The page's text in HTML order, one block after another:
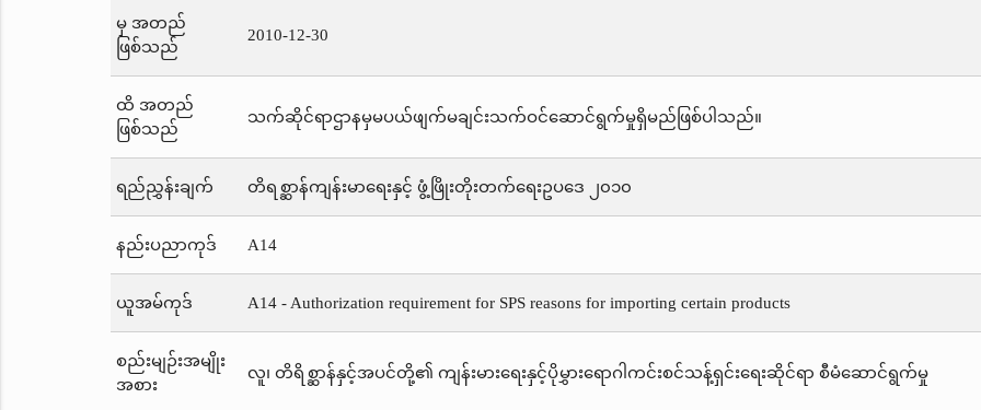
မှ အတည်
ဖြစ်သည်
2010-12-30
ထိ အတည်
ဖြစ်သည်
သက်ဆိုင်ရာဌာနမှမပယ်ဖျက်မချင်းသက်ဝင်ဆောင်ရွက်မှုရှိမည်ဖြစ်ပါသည်။
ရည်ညွှန်းချက် တိရစ္ဆာန်ကျန်းမာရေးနှင့် ဖွံ့ဖြိုးတိုးတက်ရေးဥပဒေ ၂၀၁၀
နည်းပညာကုဒ် A14
ယူအမ်ကုဒ် A14 - Authorization requirement for SPS reasons for importing certain products
စည်းမျဉ်းအမျိုး
အစား
လူ၊ တိရိစ္ဆာန်နှင့်အပင်တို့၏ ကျန်းမားရေးနှင့်ပိုမွှားရောဂါကင်းစင်သန့်ရှင်းရေးဆိုင်ရာ စီမံဆောင်ရွက်မှု